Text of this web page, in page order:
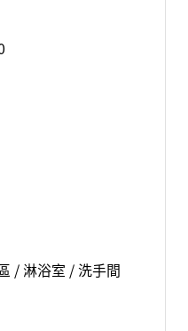
/ 淋浴室 / 洗手間